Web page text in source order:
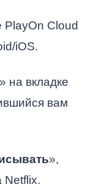
PlayOn Cloud
iOS.
» на вкладке
вам
»,
Netflix.